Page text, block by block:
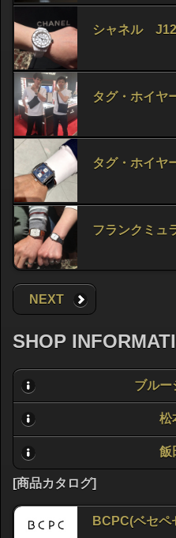
シャネル J12
NEXT
SHOP
ブルー
松
飯
[商品カタログ]
BCPC(ベセペ